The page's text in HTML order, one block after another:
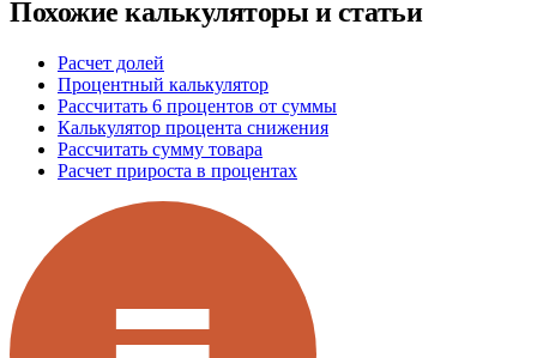
Похожие калькуляторы и статьи
Расчет долей
Процентный калькулятор
Рассчитать 6 процентов от суммы
Калькулятор процента снижения
Рассчитать сумму товара
Расчет прироста в процентах